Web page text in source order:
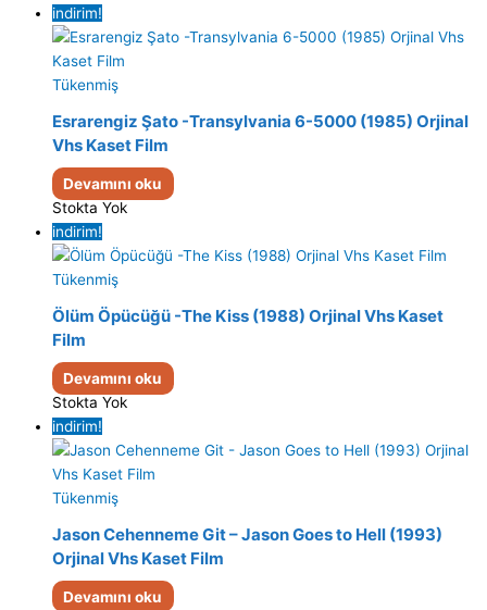
indirim!
Tükenmiş
Esrarengiz Şato -Transylvania 6-5000 (1985) Orjinal
Vhs Kaset Film
Devamını oku
Stokta Yok
indirim!
Tükenmiş
Ölüm Öpücüğü -The Kiss (1988) Orjinal Vhs Kaset
Film
Devamını oku
Stokta Yok
indirim!
Tükenmiş
Jason Cehenneme Git – Jason Goes to Hell (1993)
Orjinal Vhs Kaset Film
Devamını oku